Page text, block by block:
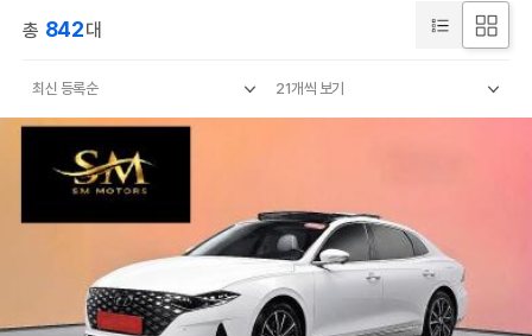
총 842대